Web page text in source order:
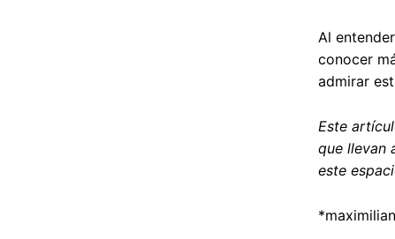
Al
conocer
admirar
Este
que llevan
este
*